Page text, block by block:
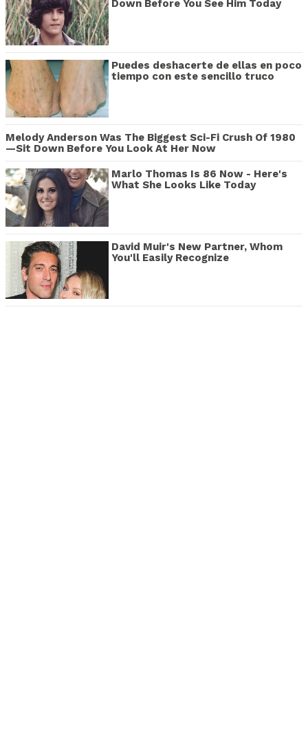
Down Before You See Him Today
Puedes deshacerte de ellas en poco
tiempo con este sencillo truco
Melody Anderson Was The Biggest Sci-Fi Crush Of 1980
—Sit Down Before You Look At Her Now
Marlo Thomas Is 86 Now - Here's
What She Looks Like Today
David Muir's New Partner, Whom
You'll Easily Recognize